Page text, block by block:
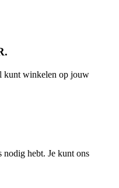
kunt winkelen op jouw
nodig hebt. Je kunt ons